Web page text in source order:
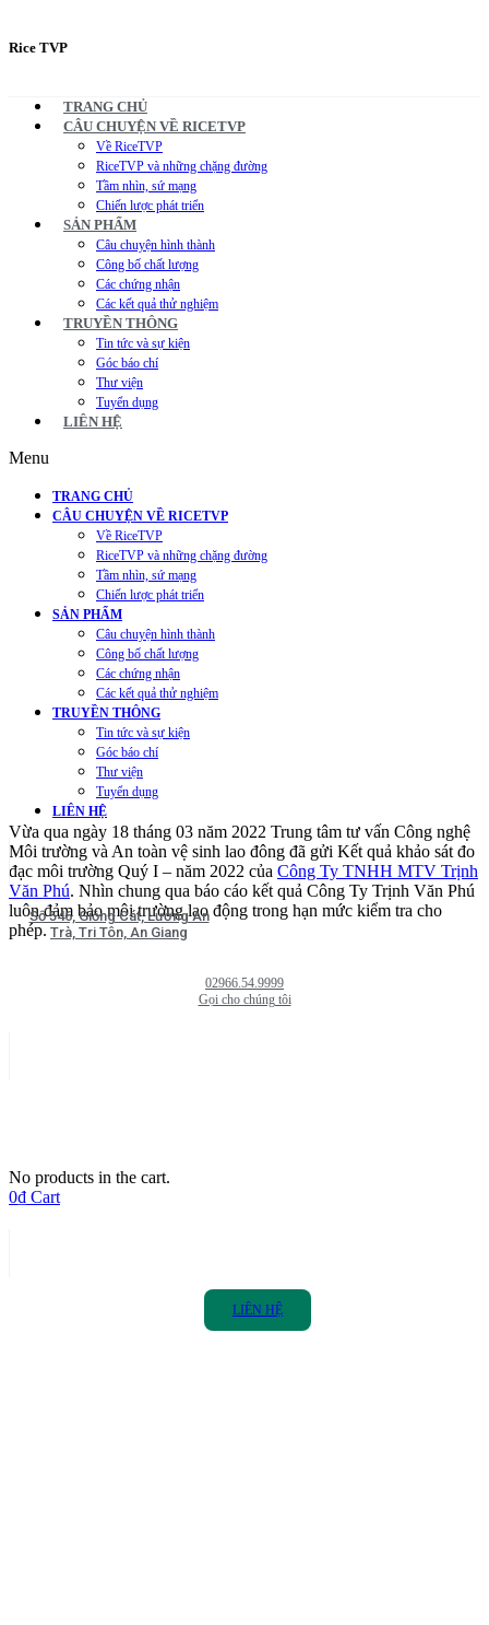
Rice TVP
TRANG CHỦ
CÂU CHUYỆN VỀ RICETVP
Về RiceTVP
RiceTVP và những chặng đường
Tầm nhìn, sứ mạng
Chiến lược phát triển
SẢN PHẨM
Câu chuyện hình thành
Công bố chất lượng
Các chứng nhận
Các kết quả thử nghiệm
TRUYỀN THÔNG
Tin tức và sự kiện
Góc báo chí
Thư viện
Tuyển dụng
LIÊN HỆ
Menu
TRANG CHỦ
CÂU CHUYỆN VỀ RICETVP
Về RiceTVP
RiceTVP và những chặng đường
Tầm nhìn, sứ mạng
Chiến lược phát triển
SẢN PHẨM
Câu chuyện hình thành
Công bố chất lượng
Các chứng nhận
Các kết quả thử nghiệm
TRUYỀN THÔNG
Tin tức và sự kiện
Góc báo chí
Thư viện
Tuyển dụng
LIÊN HỆ
Số 546, Giồng Cát, Lương An
Trà, Tri Tôn, An Giang
02966.54.9999
Gọi cho chúng tôi
No products in the cart.
0₫ Cart
LIÊN HỆ
Tin tức và sự kiện
Post author
By admin
3 Tháng Tư, 2022
KẾT QUẢ KHẢO SÁT ĐO ĐẠC MÔI TRƯỜNG NĂM 2022
KẾT QUẢ KHẢO SÁT ĐO ĐẠC MÔI
TRƯỜNG – Quý I năm 2022
Vừa qua ngày 18 tháng 03 năm 2022 Trung tâm tư vấn Công nghệ
Môi trường và An toàn vệ sinh lao đông đã gửi Kết quả khảo sát đo
đạc môi trường Quý I – năm 2022 của Công Ty TNHH MTV Trịnh
Văn Phú. Nhìn chung qua báo cáo kết quả Công Ty Trịnh Văn Phú
luôn đảm bảo môi trường lao động trong hạn mức kiểm tra cho
phép.